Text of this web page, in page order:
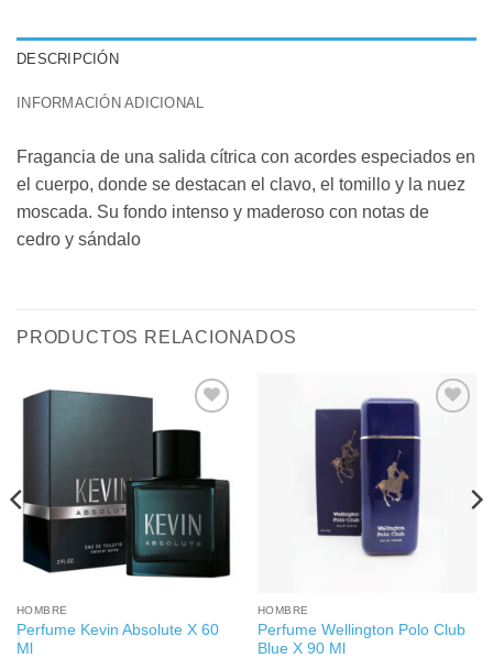
DESCRIPCIÓN
INFORMACIÓN ADICIONAL
Fragancia de una salida cítrica con acordes especiados en
el cuerpo, donde se destacan el clavo, el tomillo y la nuez
moscada. Su fondo intenso y maderoso con notas de
cedro y sándalo
PRODUCTOS RELACIONADOS
HOMBRE
Perfume Kevin Absolute X 60
Ml
HOMBRE
Perfume Wellington Polo Club
Blue X 90 Ml